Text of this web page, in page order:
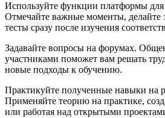
Используйте функции платформы для
Отмечайте важные моменты, делайте
тесты сразу после изучения
Задавайте вопросы на форумах.
участниками поможет вам решать
новые подходы к обучению.
Практикуйте полученные навыки на
Применяйте теорию на практике,
или работая над открытыми